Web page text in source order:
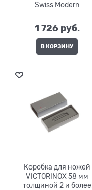
Swiss Modern
1 726 руб.
В КОРЗИНУ
Коробка для ножей
VICTORINOX 58 мм
толщиной 2 и более